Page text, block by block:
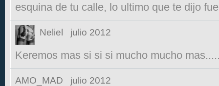
esquina de tu calle, lo ultimo que te dijo
Neliel julio 2012
Keremos mas si si si mucho mucho
AMO_MAD julio 2012